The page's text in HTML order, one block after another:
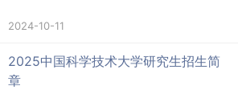
2024-10-11
2025中国科学技术大学研究生招生简
章